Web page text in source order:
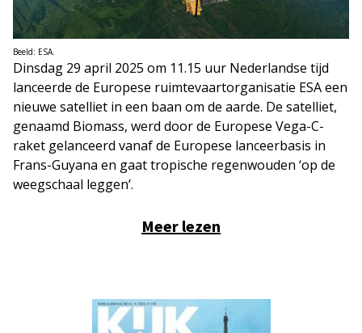
Beeld: ESA.
Dinsdag 29 april 2025 om 11.15 uur Nederlandse tijd
lanceerde de Europese ruimtevaartorganisatie ESA een
nieuwe satelliet in een baan om de aarde. De satelliet,
genaamd Biomass, werd door de Europese Vega-C-
raket gelanceerd vanaf de Europese lanceerbasis in
Frans-Guyana en gaat tropische regenwouden ‘op de
weegschaal leggen’.
Meer lezen